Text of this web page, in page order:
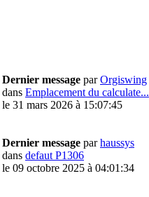
Dernier message parOrgiswing
dans Emplacement du calculate...
le 31 mars 2026 à 15:07:45
Dernier message parhaussys
dans defaut P1306
le 09 octobre 2025 à 04:01:34